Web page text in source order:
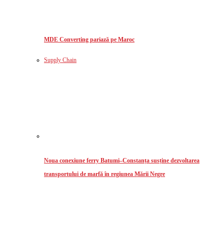
MDE Converting pariază pe Maroc
Supply Chain
Noua conexiune ferry Batumi–Constanța susține dezvoltarea
transportului de marfă în regiunea Mării Negre